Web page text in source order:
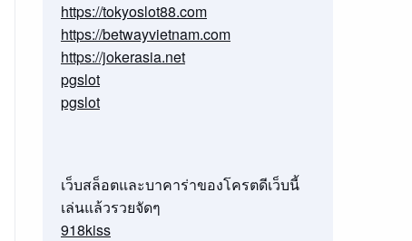
https://tokyoslot88.com
https://betwayvietnam.com
https://jokerasia.net
pgslot
pgslot
เว็บสล็อตและบาคาร่าของโครตดีเว็บนี้
เล่นแล้วรวยจัดๆ
918kiss